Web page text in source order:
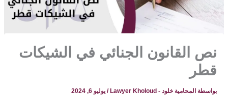
نص القانون الجنائي في الشيكات
قطر
بواسطة المحامية خلود - Lawyer Kholoud /يوليو 6, 2024